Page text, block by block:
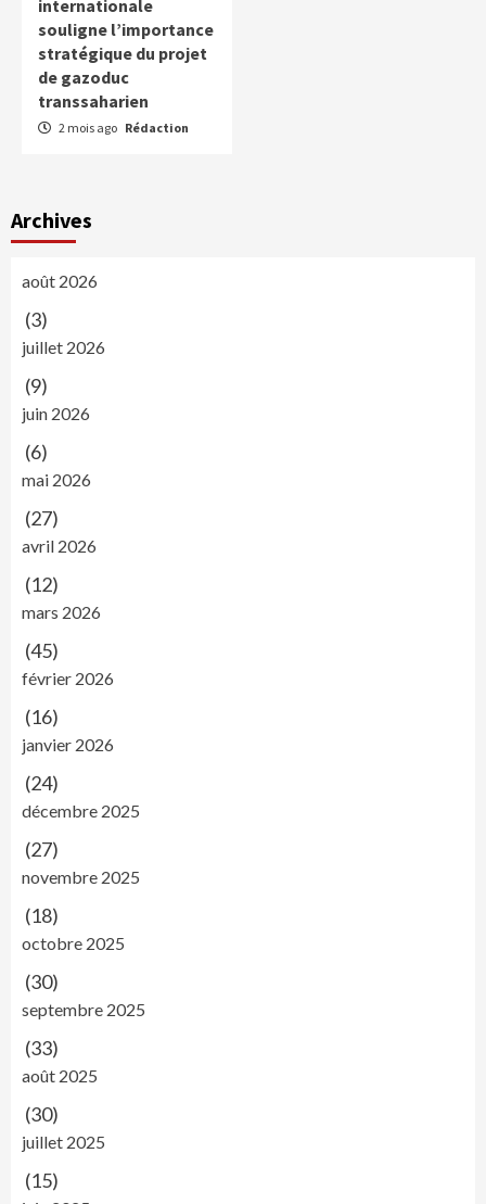
internationale
souligne l’importance
stratégique du projet
de gazoduc
transsaharien
2 mois ago Rédaction
Archives
août 2026
(3)
juillet 2026
(9)
juin 2026
(6)
mai 2026
(27)
avril 2026
(12)
mars 2026
(45)
février 2026
(16)
janvier 2026
(24)
décembre 2025
(27)
novembre 2025
(18)
octobre 2025
(30)
septembre 2025
(33)
août 2025
(30)
juillet 2025
(15)